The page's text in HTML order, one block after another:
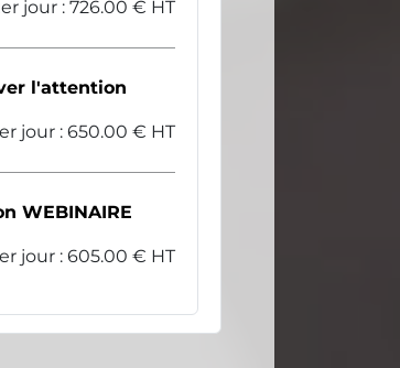
jour : 726.00 € HT
l'attention
jour : 650.00 € HT
WEBINAIRE
jour : 605.00 € HT